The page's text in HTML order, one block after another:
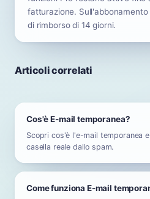
fatturazione.
di rimborso di 14 giorni.
Articoli correlati
Cos'è E-mail temporanea?
Scopri cos'è l'e-mail temporanea
casella reale dallo spam.
Come funziona E-mail